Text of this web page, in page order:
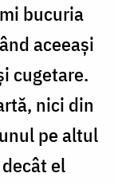
bucuria
aceeași
cugetare.
nici din
pe altul
el